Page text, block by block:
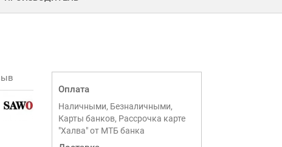
Оплата
Наличными, Безналичными,
Карты банков, Рассрочка карте
"Халва" от МТБ банка